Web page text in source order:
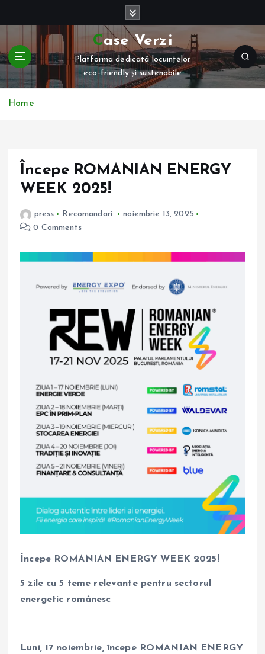
t
c
Case Verzi
Platforma dedicată locuințelor
eco-friendly și sustenabile
Home
Începe ROMANIAN ENERGY
WEEK 2025!
press Recomandari
noiembrie 13, 2025
0 Comments
Începe ROMANIAN ENERGY WEEK 2025!
5 zile cu 5 teme relevante pentru sectorul
energetic românesc
Luni, 17 noiembrie, începe ROMANIAN ENERGY